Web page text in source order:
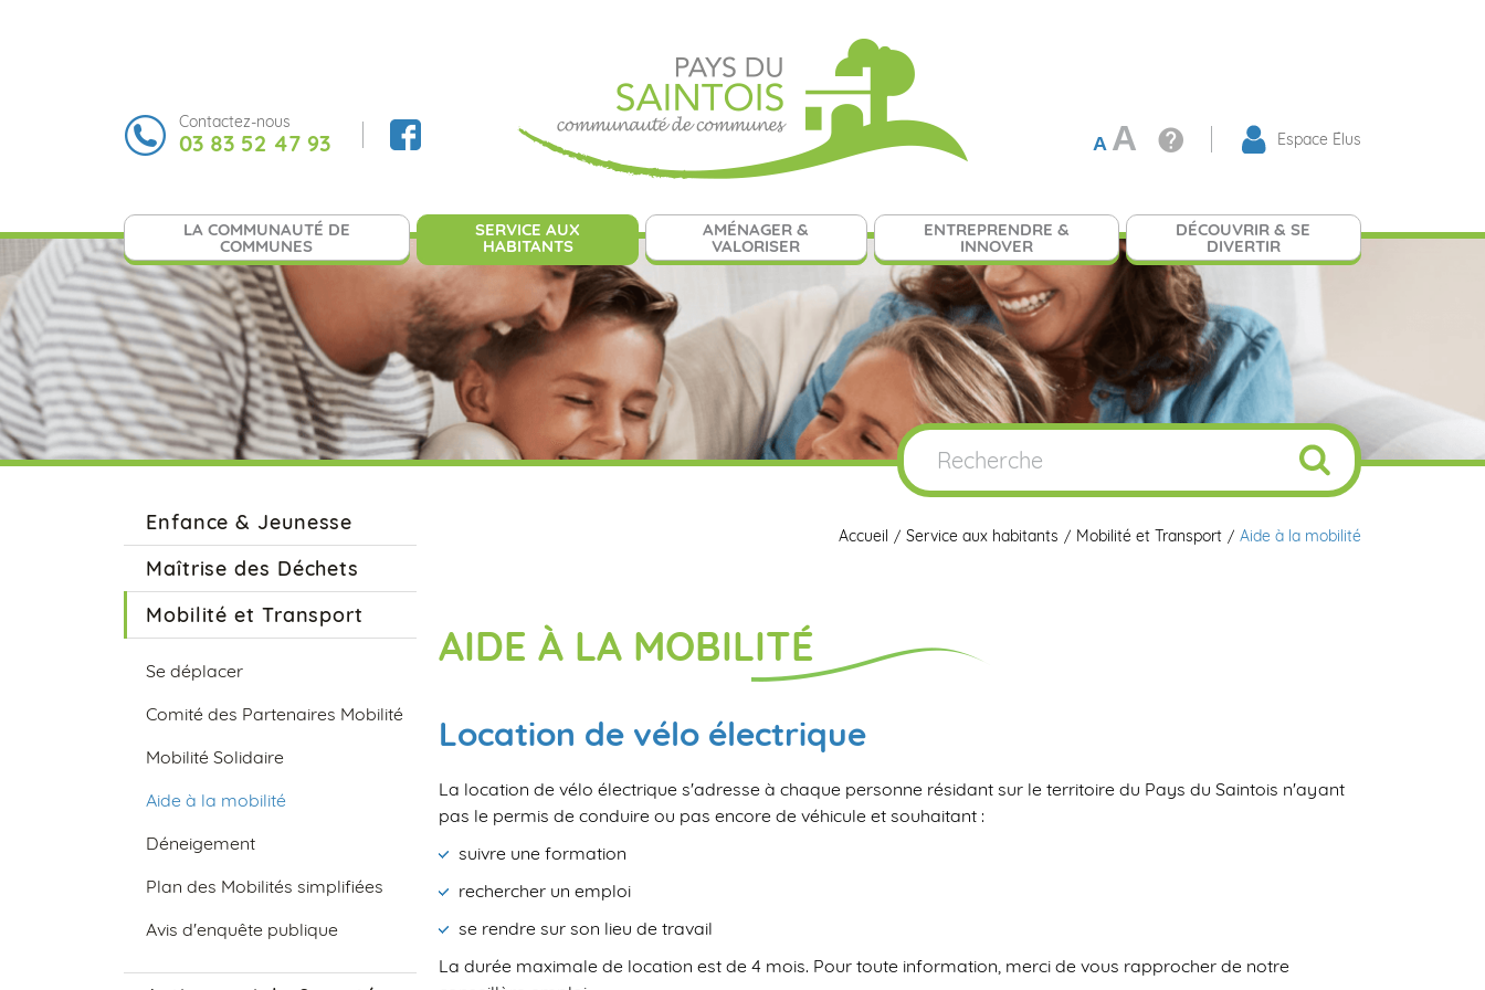
Contactez-nous
03 83 52 47 93 A A Espace Élus
LA COMMUNAUTÉ DE
COMMUNES
SERVICE AUX
HABITANTS
AMÉNAGER &
VALORISER
ENTREPRENDRE &
INNOVER
DÉCOUVRIR & SE
DIVERTIR
Accueil Service aux habitants Mobilité et Transport Aide à la mobilité
AIDE À LA MOBILITÉ
Location de vélo électrique
La location de vélo électrique s'adresse à chaque personne résidant sur le territoire du Pays du Saintois n'ayant
pas le permis de conduire ou pas encore de véhicule et souhaitant :
suivre une formation
rechercher un emploi
se rendre sur son lieu de travail
La durée maximale de location est de 4 mois. Pour toute information, merci de vous rapprocher de notre
Enfance & Jeunesse
Maîtrise des Déchets
Mobilité et Transport
Se déplacer
Comité des Partenaires Mobilité
Mobilité Solidaire
Aide à la mobilité
Déneigement
Plan des Mobilités simplifiées
Avis d'enquête publique